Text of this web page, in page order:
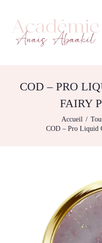
COD – PRO
FAIRY
Accueil
COD – Pro Liquid
ACADÉMIE
NOS
BOUTIQUE